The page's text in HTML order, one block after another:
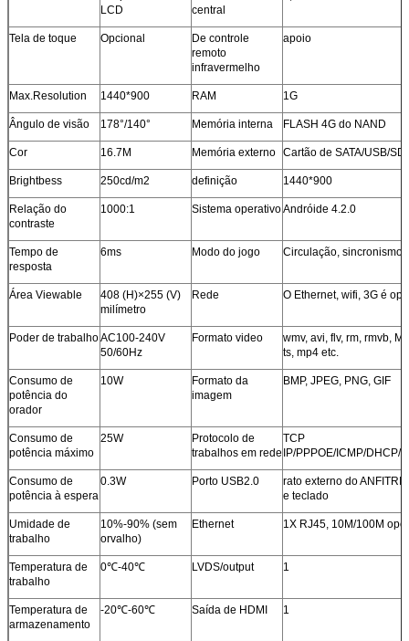
LCD
central
Tela de toque Opcional
De controle
remoto
infravermelho
apoio
Max.Resolution 1440*900 RAM 1G
Ângulo de visão 178°/140° Memória interna FLASH 4G do NAND
Cor 16.7M Memória externo Cartão de SATA/USB/SD
Brightbess 250cd/m2 definição 1440*900
Relação do
contraste
1000:1 Sistema operativoAndróide 4.2.0
Tempo de
resposta
6ms Modo do jogo Circulação, sincronismo,
Área Viewable
408 (H)×255 (V)
milímetro
Rede O Ethernet, wifi, 3G é
Poder de trabalhoAC100-240V
50/60Hz
Formato video
wmv, avi, flv, rm, rmvb,
ts, mp4 etc.
Consumo de
potência do
orador
10W
Formato da
imagem
BMP, JPEG, PNG, GIF
Consumo de
potência máximo
25W
Protocolo de
trabalhos em rede
TCP
IP/PPPOE/ICMP/DHCP/
Consumo de
potência à espera
0.3W Porto USB2.0
rato externo do
e teclado
Umidade de
trabalho
10%-90% (sem
orvalho)
Ethernet 1X RJ45, 10M/100M
Temperatura de
trabalho
0℃-40℃ LVDS/output 1
Temperatura de
armazenamento
-20℃-60℃ Saída de HDMI 1